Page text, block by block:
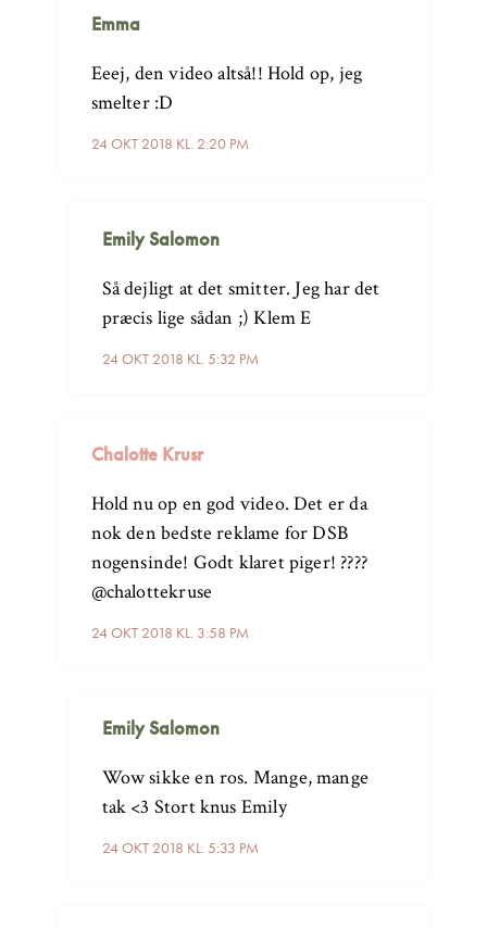
Emma
24 OKT 2018 KL. 2:20 PM
Eeej, den video altså!! Hold op, jeg
smelter :D
Emily Salomon
24 OKT 2018 KL. 5:32 PM
Så dejligt at det smitter. Jeg har det
præcis lige sådan ;) Klem E
Chalotte Krusr
24 OKT 2018 KL. 3:58 PM
Hold nu op en god video. Det er da
nok den bedste reklame for DSB
nogensinde! Godt klaret piger! ????
@chalottekruse
Emily Salomon
24 OKT 2018 KL. 5:33 PM
Wow sikke en ros. Mange, mange
tak <3 Stort knus Emily